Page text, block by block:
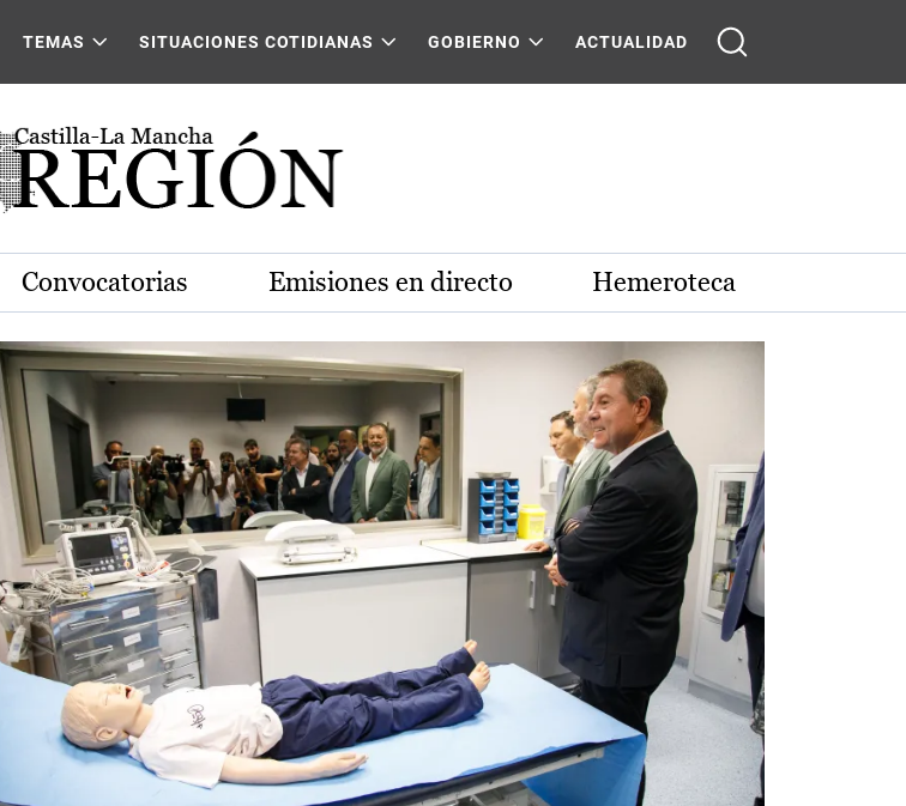
Mancha
TEMAS SITUACIONES COTIDIANAS GOBIERNO ACTUALIDAD
Convocatorias Emisiones en directo Hemeroteca